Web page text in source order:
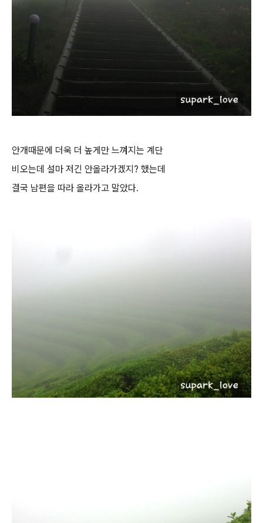
안개때문에 더욱 더 높게만 느껴지는 계단
비오는데 설마 저긴 안올라가겠지? 했는데
결국 남편을 따라 올라가고 말았다.